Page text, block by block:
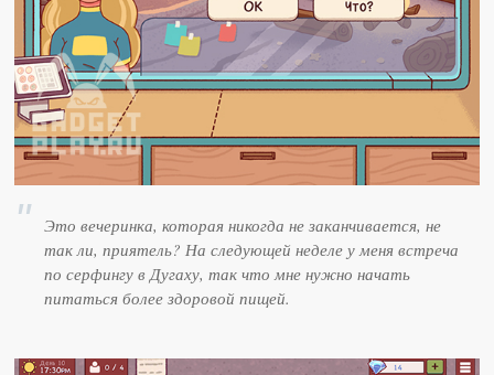
Это вечеринка, которая никогда не заканчивается, не
так ли, приятель? На следующей неделе у меня встреча
по серфингу в Дугаху, так что мне нужно начать
питаться более здоровой пищей.